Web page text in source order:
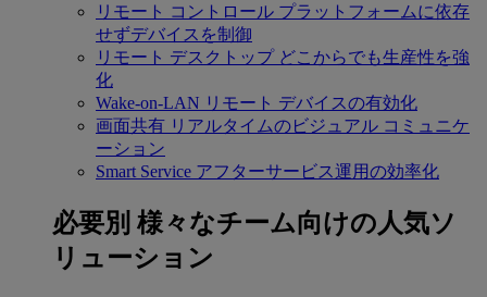
リモート コントロール プラットフォームに依存
せずデバイスを制御
リモート デスクトップ どこからでも生産性を強
化
Wake-on-LAN リモート デバイスの有効化
画面共有 リアルタイムのビジュアル コミュニケ
ーション
Smart Service アフターサービス運用の効率化
必要別 様々なチーム向けの人気ソ
リューション